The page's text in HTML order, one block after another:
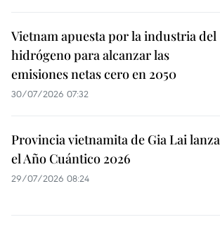
Vietnam apuesta por la industria del
hidrógeno para alcanzar las
emisiones netas cero en 2050
30/07/2026 07:32
Provincia vietnamita de Gia Lai lanza
el Año Cuántico 2026
29/07/2026 08:24